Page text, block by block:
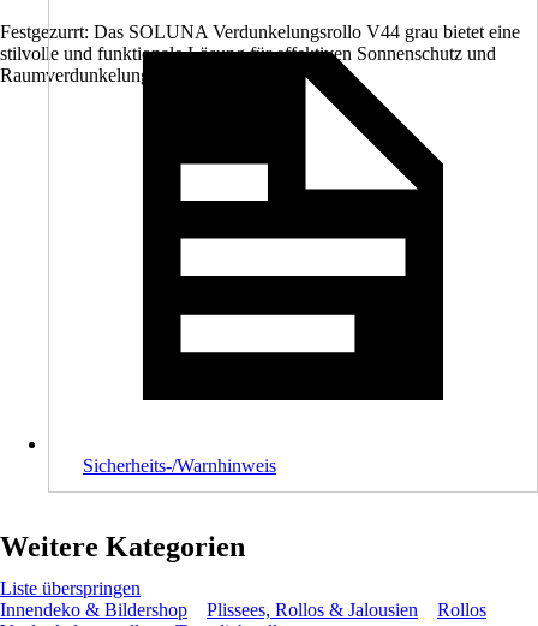
Festgezurrt: Das SOLUNA Verdunkelungsrollo V44 grau bietet eine
stilvolle und funktionale Lösung für effektiven Sonnenschutz und
Raumverdunkelung.
Sicherheits-/Warnhinweis
Weitere Kategorien
Liste überspringen
Innendeko & Bildershop
Plissees, Rollos & Jalousien
Rollos